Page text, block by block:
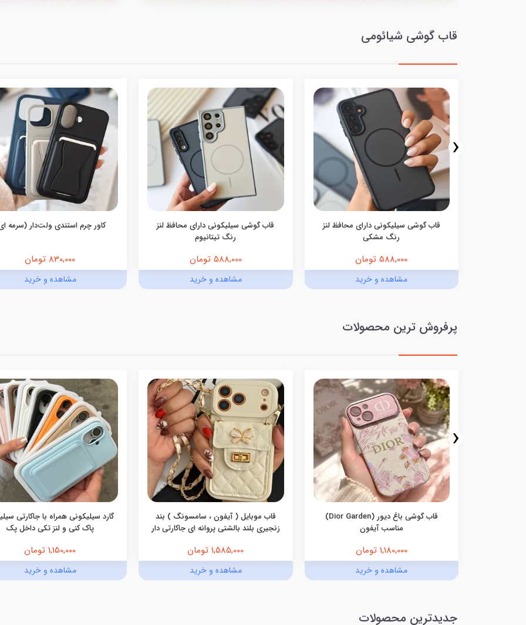
قاب گوشی شیائومی
قاب گوشی سیلیکونی دارای محافظ لنز
رنگ مشکی
588,000 تومان
مشاهده و خرید
قاب گوشی سیلیکونی دارای محافظ لنز
رنگ تیتانیوم
588,000 تومان
مشاهده و خرید
کاور چرم استندی ولت‌دار (سرمه
830,000 تومان
مشاهده و خرید
‹
پرفروش ترین محصولات
قاب گوشی باغ دیور (Dior Garden)
مناسب آیفون
1,180,000 تومان
مشاهده و خرید
قاب موبایل ( آیفون ، سامسونگ ) بند
زنجیری بلند بالشتی پروانه ای جاکارتی دار
1,585,000 تومان
مشاهده و خرید
گارد سیلیکونی همراه با جاکارتی
پاک کنی و لنز تکی داخل پک
1,150,000 تومان
مشاهده و خرید
‹
جدیدترین محصولات